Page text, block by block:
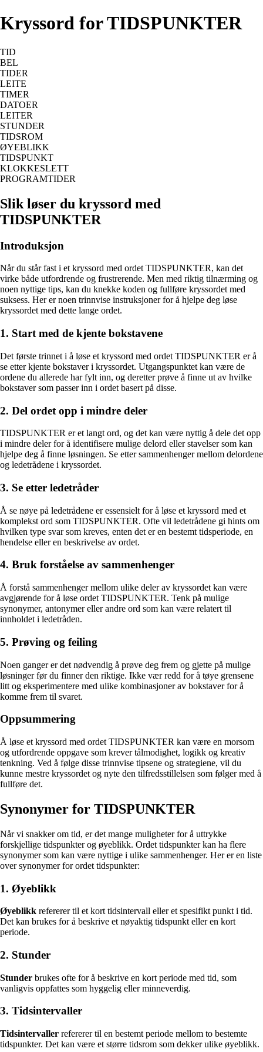
Kryssord for TIDSPUNKTER
TID
BEL
TIDER
LEITE
TIMER
DATOER
LEITER
STUNDER
TIDSROM
ØYEBLIKK
TIDSPUNKT
KLOKKESLETT
PROGRAMTIDER
Slik løser du kryssord med
TIDSPUNKTER
Introduksjon
Når du står fast i et kryssord med ordet TIDSPUNKTER, kan det
virke både utfordrende og frustrerende. Men med riktig tilnærming og
noen nyttige tips, kan du knekke koden og fullføre kryssordet med
suksess. Her er noen trinnvise instruksjoner for å hjelpe deg løse
kryssordet med dette lange ordet.
1. Start med de kjente bokstavene
Det første trinnet i å løse et kryssord med ordet TIDSPUNKTER er å
se etter kjente bokstaver i kryssordet. Utgangspunktet kan være de
ordene du allerede har fylt inn, og deretter prøve å finne ut av hvilke
bokstaver som passer inn i ordet basert på disse.
2. Del ordet opp i mindre deler
TIDSPUNKTER er et langt ord, og det kan være nyttig å dele det opp
i mindre deler for å identifisere mulige delord eller stavelser som kan
hjelpe deg å finne løsningen. Se etter sammenhenger mellom delordene
og ledetrådene i kryssordet.
3. Se etter ledetråder
Å se nøye på ledetrådene er essensielt for å løse et kryssord med et
komplekst ord som TIDSPUNKTER. Ofte vil ledetrådene gi hints om
hvilken type svar som kreves, enten det er en bestemt tidsperiode, en
hendelse eller en beskrivelse av ordet.
4. Bruk forståelse av sammenhenger
Å forstå sammenhenger mellom ulike deler av kryssordet kan være
avgjørende for å løse ordet TIDSPUNKTER. Tenk på mulige
synonymer, antonymer eller andre ord som kan være relatert til
innholdet i ledetråden.
5. Prøving og feiling
Noen ganger er det nødvendig å prøve deg frem og gjette på mulige
løsninger før du finner den riktige. Ikke vær redd for å tøye grensene
litt og eksperimentere med ulike kombinasjoner av bokstaver for å
komme frem til svaret.
Oppsummering
Å løse et kryssord med ordet TIDSPUNKTER kan være en morsom
og utfordrende oppgave som krever tålmodighet, logikk og kreativ
tenkning. Ved å følge disse trinnvise tipsene og strategiene, vil du
kunne mestre kryssordet og nyte den tilfredsstillelsen som følger med å
fullføre det.
Synonymer for TIDSPUNKTER
Når vi snakker om tid, er det mange muligheter for å uttrykke
forskjellige tidspunkter og øyeblikk. Ordet tidspunkter kan ha flere
synonymer som kan være nyttige i ulike sammenhenger. Her er en liste
over synonymer for ordet tidspunkter:
1. Øyeblikk
Øyeblikk refererer til et kort tidsintervall eller et spesifikt punkt i tid.
Det kan brukes for å beskrive et nøyaktig tidspunkt eller en kort
periode.
2. Stunder
Stunder brukes ofte for å beskrive en kort periode med tid, som
vanligvis oppfattes som hyggelig eller minneverdig.
3. Tidsintervaller
Tidsintervaller refererer til en bestemt periode mellom to bestemte
tidspunkter. Det kan være et større tidsrom som dekker ulike øyeblikk.